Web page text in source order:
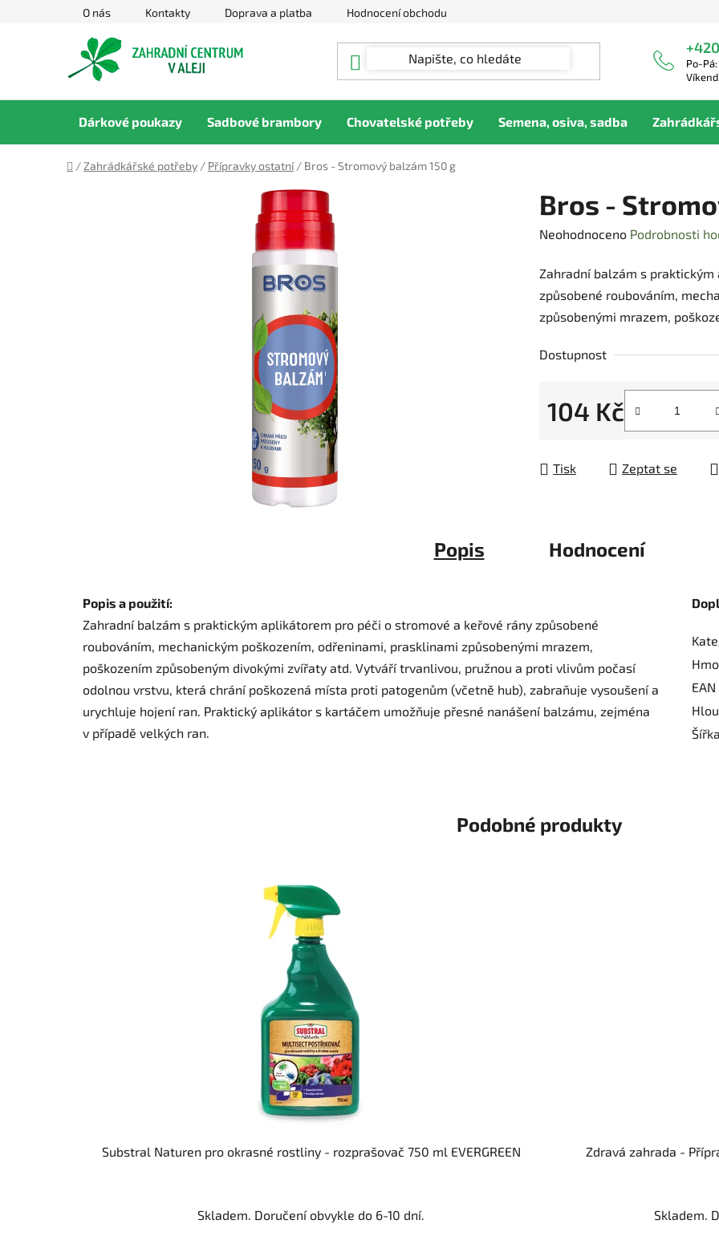
O nás Kontakty Doprava a platba Hodnocení obchodu
Po-
Dárkové poukazy Sadbové brambory Chovatelské potřeby Semena, osiva, sadba
Domů
/ Zahrádkářské potřeby / Přípravky ostatní / Bros - Stromový balzám 150 g
Bros -
Průměrné
produktu
je
0,0
5
Neohodnoceno Podrobnosti
Zahradní balzám s
způsobené roubováním,
způsobenými mrazem,
Dostupnost
104 Kč
Tisk Zeptat se
Popis Hodnocení
Popis a použití:
Zahradní balzám s praktickým aplikátorem pro péči o stromové a keřové rány způsobené
roubováním, mechanickým poškozením, odřeninami, prasklinami způsobenými mrazem,
poškozením způsobeným divokými zvířaty atd. Vytváří trvanlivou, pružnou a proti vlivům počasí
odolnou vrstvu, která chrání poškozená místa proti patogenům (včetně hub), zabraňuje vysoušení a
urychluje hojení ran. Praktický aplikátor s kartáčem umožňuje přesné nanášení balzámu, zejména
v případě velkých ran.
EAN
Šířka
Podobné produkty
Substral Naturen pro okrasné rostliny - rozprašovač 750 ml EVERGREEN
Skladem. Doručení obvykle do 6-10 dní.
Zdravá zahrada -
Skladem.